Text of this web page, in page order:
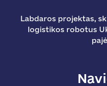
Labdaros projektas,
logistikos robotus